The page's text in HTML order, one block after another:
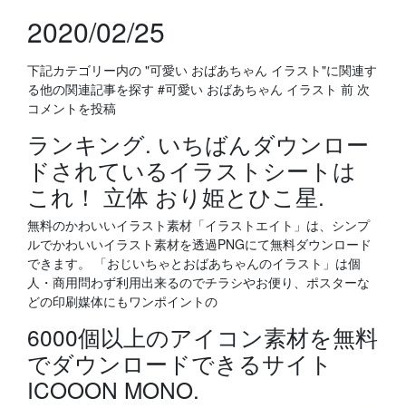
2020/02/25
下記カテゴリー内の "可愛い おばあちゃん イラスト"に関連す
る他の関連記事を探す #可愛い おばあちゃん イラスト 前 次
コメントを投稿
ランキング. いちばんダウンロー
ドされているイラストシートは
これ！ 立体 おり姫とひこ星.
無料のかわいいイラスト素材「イラストエイト」は、シンプ
ルでかわいいイラスト素材を透過PNGにて無料ダウンロード
できます。 「おじいちゃとおばあちゃんのイラスト」は個
人・商用問わず利用出来るのでチラシやお便り、ポスターな
どの印刷媒体にもワンポイントの
6000個以上のアイコン素材を無料
でダウンロードできるサイト
ICOOON MONO.